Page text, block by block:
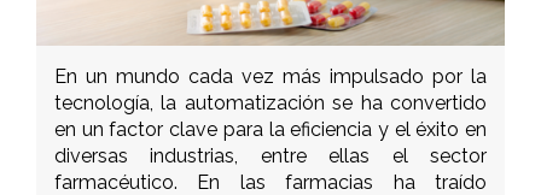
En un mundo cada vez más impulsado por la
tecnología, la automatización se ha convertido
en un factor clave para la eficiencia y el éxito en
diversas industrias, entre ellas el sector
farmacéutico. En las farmacias ha traído